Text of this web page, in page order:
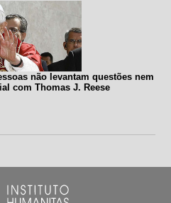
não levantam questões nem
com Thomas J. Reese